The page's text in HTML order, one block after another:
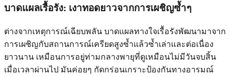
บาดแผลเรื้อรัง: เงาทอดยาวจากการเผชิญซ้ำๆ
ต่างจากเหตุการณ์เฉียบพลัน บาดแผลทางใจเรื้อรังพัฒนามาจาก
การเผชิญกับสถานการณ์เครียดสูงซ้ำแล้วซ้ำเล่าและต่อเนื่อง
ยาวนาน เหมือนการอยู่ท่ามกลางพายุที่ดูเหมือนไม่มีวันจบสิ้น
เมื่อเวลาผ่านไป มันค่อยๆ กัดกร่อนเกราะป้องกันทางอารมณ์